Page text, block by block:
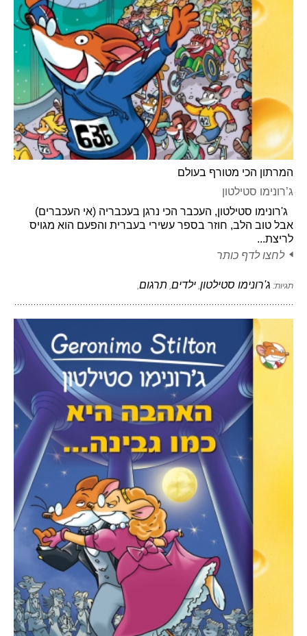
המרתון הכי מטורף בעולם
ג’רונימו סטילטון
ג'רונימו סטילטון, העכבר הכי נרגן בעכבריה (אי העכברים)
אבל טוב הלב, חוזר בספר עשירי בעברית והפעם הוא מגויס
לריצת...
לחצו לדף כותר
תגיות: ג'רונימו סטילטון ילדים תרגום